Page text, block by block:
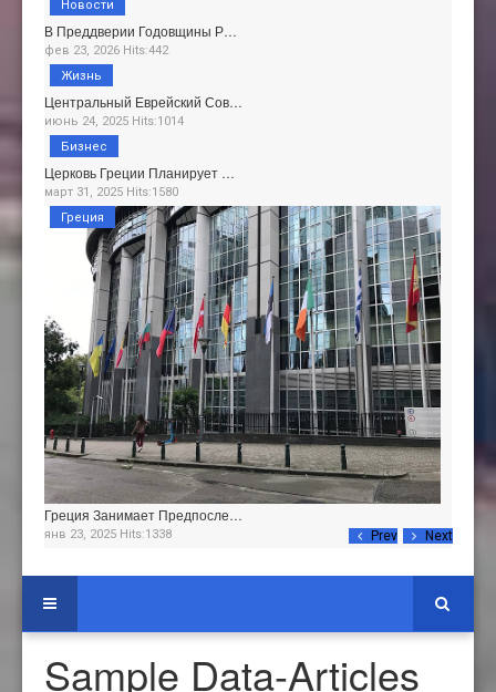
Prev Next
В Преддверии Годовщины Р…
фев 23, 2026 Hits:442
Новости
Центральный Еврейский Сов…
июнь 24, 2025 Hits:1014
Жизнь
Церковь Греции Планирует …
март 31, 2025 Hits:1580
Бизнес
Греция Занимает Предпосле…
янв 23, 2025 Hits:1338
Греция
Sample Data-Articles